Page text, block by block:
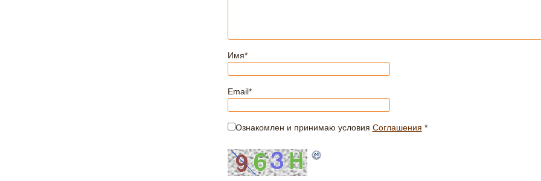
Имя*
Email*
Ознакомлен и принимаю условия Соглашения *